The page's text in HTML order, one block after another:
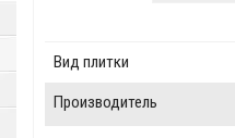
Вид плитки
Производитель